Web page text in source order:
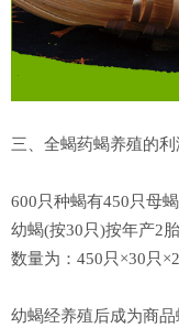
三、全蝎药蝎养殖的利
600只种蝎有450只母
幼蝎(按30只)按年产2
数量为：450只×30只
幼蝎经养殖后成为商